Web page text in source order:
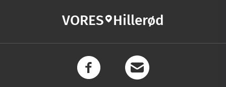
VORES Hillerød